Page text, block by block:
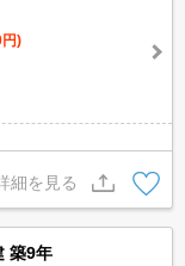
円)
細を見る
築9年